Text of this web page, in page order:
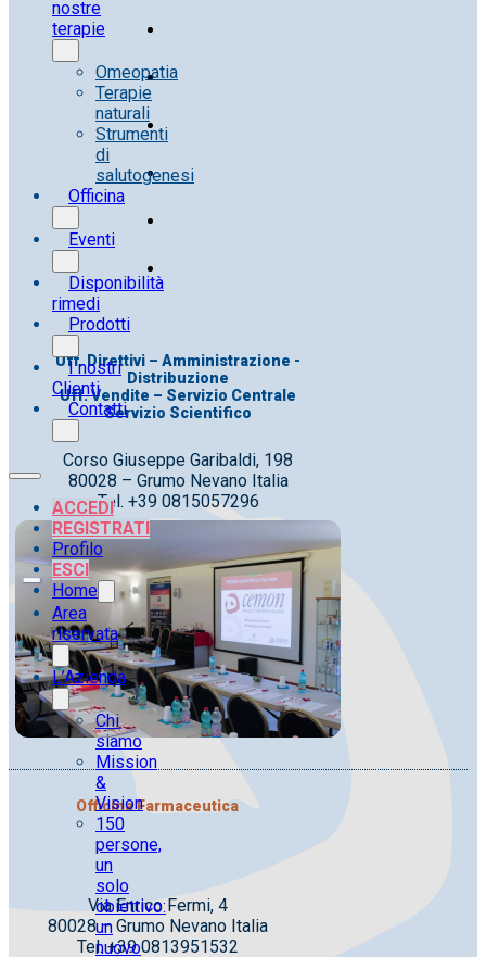
nostre
terapie
Omeopatia
Terapie
naturali
Strumenti
di
salutogenesi
Officina
Eventi
Disponibilità
rimedi
Prodotti
I nostri
Clienti
Contatti
ACCEDI
REGISTRATI
Profilo
ESCI
Home
Area
riservata
L’Azienda
Chi
siamo
Mission
&
Vision
150
persone,
un
solo
obiettivo:
un
nuovo
Uff. Direttivi – Amministrazione -
Distribuzione
Uff. Vendite – Servizio Centrale
Servizio Scientifico
Corso Giuseppe Garibaldi, 198
80028 – Grumo Nevano Italia
Tel. +39 0815057296
Officina Farmaceutica
Via Enrico Fermi, 4
80028 – Grumo Nevano Italia
Tel. +39 0813951532